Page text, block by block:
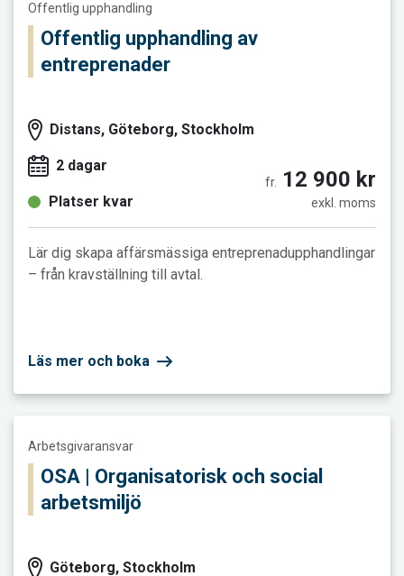
Offentlig upphandling
Offentlig upphandling av
entreprenader
Distans, Göteborg, Stockholm
2 dagar
Platser kvar
fr. 12 900 kr
exkl. moms
Lär dig skapa affärsmässiga entreprenadupphandlingar
– från kravställning till avtal.
Läs mer och boka
Arbetsgivaransvar
OSA | Organisatorisk och social
arbetsmiljö
Göteborg, Stockholm